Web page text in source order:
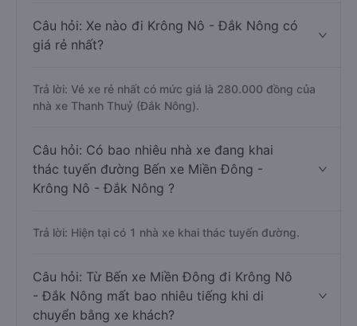
Câu hỏi: Xe nào đi Krông Nô - Đắk Nông có
giá rẻ nhất?
Trả lời: Vé xe rẻ nhất có mức giá là 280.000 đồng của
nhà xe Thanh Thuỷ (Đắk Nông).
Câu hỏi: Có bao nhiêu nhà xe đang khai
thác tuyến đường Bến xe Miền Đông -
Krông Nô - Đắk Nông ?
Trả lời: Hiện tại có 1 nhà xe khai thác tuyến đường.
Câu hỏi: Từ Bến xe Miền Đông đi Krông Nô
- Đắk Nông mất bao nhiêu tiếng khi di
chuyển bằng xe khách?